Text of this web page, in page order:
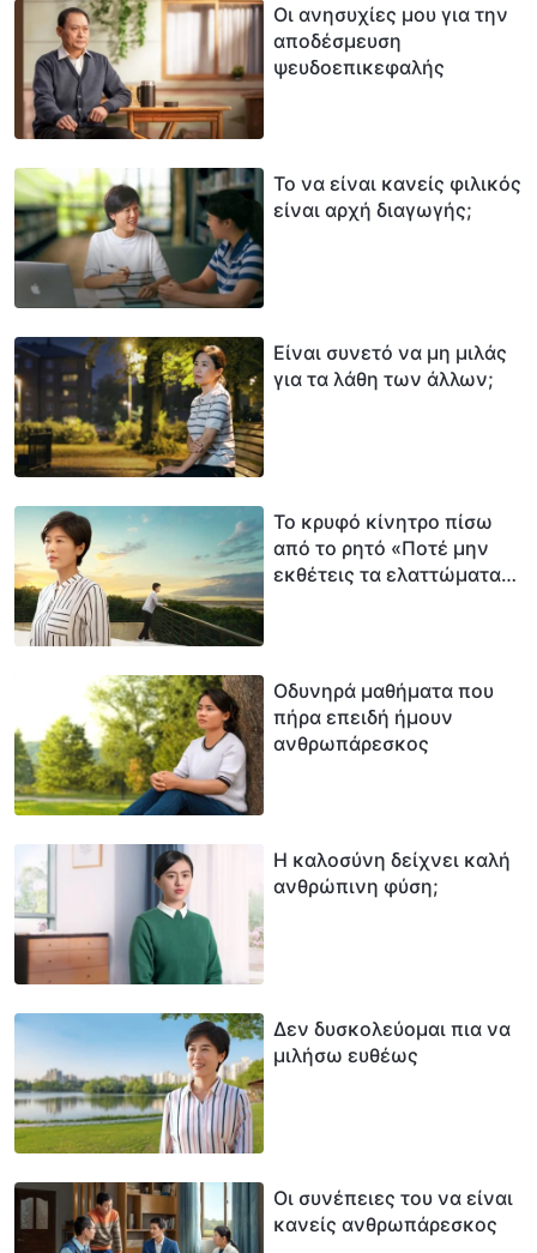
Οι ανησυχίες μου για την
αποδέσμευση
ψευδοεπικεφαλής
Το να είναι κανείς φιλικός
είναι αρχή διαγωγής;
Είναι συνετό να μη μιλάς
για τα λάθη των άλλων;
Το κρυφό κίνητρο πίσω
από το ρητό «Ποτέ μην
εκθέτεις τα ελαττώματα
Οδυνηρά μαθήματα που
πήρα επειδή ήμουν
ανθρωπάρεσκος
Η καλοσύνη δείχνει καλή
ανθρώπινη φύση;
Δεν δυσκολεύομαι πια να
μιλήσω ευθέως
Οι συνέπειες του να είναι
κανείς ανθρωπάρεσκος